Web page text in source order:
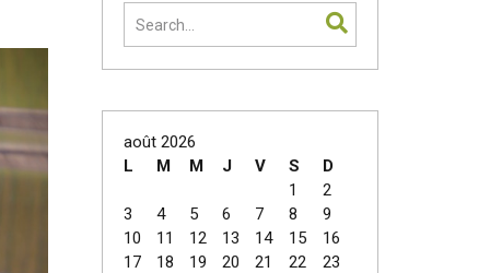
août 2026
L
M M J V S
D
1
2
3
4 5 6 7 8
9
10
11 12 13 14 15
16
17
18 19 20 21 22
23